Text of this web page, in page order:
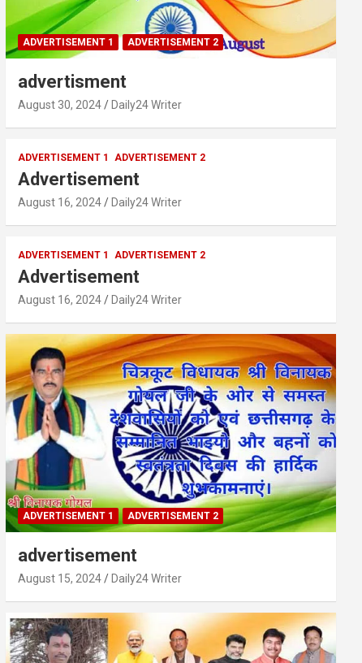
ADVERTISEMENT 1 ADVERTISEMENT 2
advertisment
August 30, 2024 Daily24 Writer
ADVERTISEMENT 1 ADVERTISEMENT 2
Advertisement
August 16, 2024 Daily24 Writer
ADVERTISEMENT 1 ADVERTISEMENT 2
Advertisement
August 16, 2024 Daily24 Writer
ADVERTISEMENT 1 ADVERTISEMENT 2
advertisement
August 15, 2024 Daily24 Writer